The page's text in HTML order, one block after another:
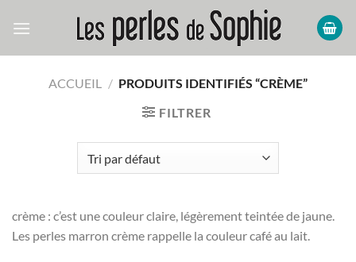
ACCUEIL / PRODUITS IDENTIFIÉS “CRÈME”
FILTRER
crème : c’est une couleur claire, légèrement teintée de jaune.
Les perles marron crème rappelle la couleur café au lait.